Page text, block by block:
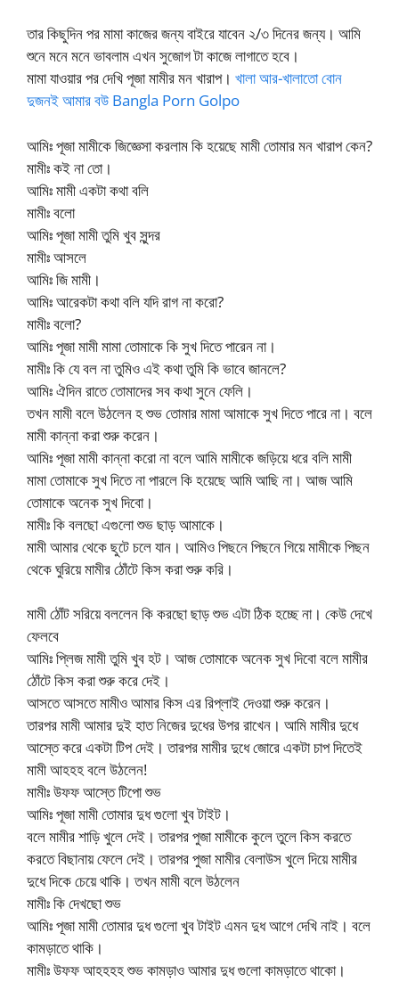
তার কিছুদিন পর মামা কাজের জন্য বাইরে যাবেন ২/৩ দিনের জন্য। আমি
শুনে মনে মনে ভাবলাম এখন সুজোগ টা কাজে লাগাতে হবে।
মামা যাওয়ার পর দেখি পূজা মামীর মন খারাপ। খালা আর-খালাতো বোন
দুজনই আমার বউ Bangla Porn Golpo
আমিঃ পূজা মামীকে জিজ্ঞেসা করলাম কি হয়েছে মামী তোমার মন খারাপ কেন?
মামীঃ কই না তো।
আমিঃ মামী একটা কথা বলি
মামীঃ বলো
আমিঃ পূজা মামী তুমি খুব সুন্দর
মামীঃ আসলে
আমিঃ জি মামী।
আমিঃ আরেকটা কথা বলি যদি রাগ না করো?
মামীঃ বলো?
আমিঃ পূজা মামী মামা তোমাকে কি সুখ দিতে পারেন না।
মামীঃ কি যে বল না তুমিও এই কথা তুমি কি ভাবে জানলে?
আমিঃ ঐদিন রাতে তোমাদের সব কথা সুনে ফেলি।
তখন মামী বলে উঠলেন হ শুভ তোমার মামা আমাকে সুখ দিতে পারে না। বলে
মামী কান্না করা শুরু করেন।
আমিঃ পূজা মামী কান্না করো না বলে আমি মামীকে জড়িয়ে ধরে বলি মামী
মামা তোমাকে সুখ দিতে না পারলে কি হয়েছে আমি আছি না। আজ আমি
তোমাকে অনেক সুখ দিবো।
মামীঃ কি বলছো এগুলো শুভ ছাড় আমাকে।
মামী আমার থেকে ছুটে চলে যান। আমিও পিছনে পিছনে গিয়ে মামীকে পিছন
থেকে ঘুরিয়ে মামীর ঠোঁটে কিস করা শুরু করি।
মামী ঠোঁট সরিয়ে বললেন কি করছো ছাড় শুভ এটা ঠিক হচ্ছে না। কেউ দেখে
ফেলবে
আমিঃ প্লিজ মামী তুমি খুব হট। আজ তোমাকে অনেক সুখ দিবো বলে মামীর
ঠোঁটে কিস করা শুরু করে দেই।
আসতে আসতে মামীও আমার কিস এর রিপ্লাই দেওয়া শুরু করেন।
তারপর মামী আমার দুই হাত নিজের দুধের উপর রাখেন। আমি মামীর দুধে
আস্তে করে একটা টিপ দেই। তারপর মামীর দুধে জোরে একটা চাপ দিতেই
মামী আহহহ বলে উঠলেন!
মামীঃ উফফ আস্তে টিপো শুভ
আমিঃ পূজা মামী তোমার দুধ গুলো খুব টাইট।
বলে মামীর শাড়ি খুলে দেই। তারপর পুজা মামীকে কুলে তুলে কিস করতে
করতে বিছানায় ফেলে দেই। তারপর পুজা মামীর বেলাউস খুলে দিয়ে মামীর
দুধে দিকে চেয়ে থাকি। তখন মামী বলে উঠলেন
মামীঃ কি দেখছো শুভ
আমিঃ পূজা মামী তোমার দুধ গুলো খুব টাইট এমন দুধ আগে দেখি নাই। বলে
কামড়াতে থাকি।
মামীঃ উফফ আহহহহ শুভ কামড়াও আমার দুধ গুলো কামড়াতে থাকো।